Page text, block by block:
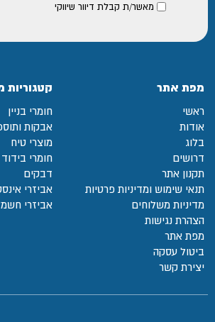
מאשר/ת קבלת דיוור שיווקי
מפת אתר
ראשי
אודות
בלוג
דרושים
תקנון אתר
תנאי שימוש ומדיניות פרטיות
מדיניות משלוחים
הצהרת נגישות
מפת אתר
ביטול עסקה
יצירת קשר
קטגוריות
חומרי בניין
אבקות
מוצרי טיח
חומרי בידוד
דבקים
אביזרי
אביזרי